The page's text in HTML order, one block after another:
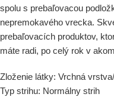
spolu s prebaľovacou
nepremokavého vrecka.
prebaľovacích produktov,
máte radi, po celý rok v
Zloženie látky: Vrchná
Typ strihu: Normálny strih